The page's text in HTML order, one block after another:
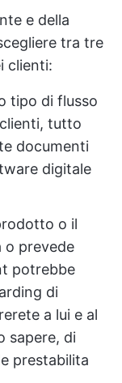
e della
tra tre
clienti:
tipo di flusso
tutto
documenti
digitale
o il
o prevede
potrebbe
di
a lui e al
sapere, di
prestabilita